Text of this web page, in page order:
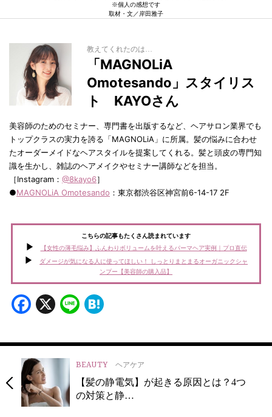
※個人の感想です
取材・文／岸田雅子
教えてくれたのは…
「MAGNOLiA
Omotesando」スタイリス
ト KAYOさん
美容師のためのセミナー、専門書を出版するなど、ヘアサロン業界でも
トップクラスの実力を誇る「MAGNOLiA」に所属。髪の悩みに合わせ
たオーダーメイドなヘアスタイルを提案してくれる。髪と頭皮の専門知
識を生かし、雑誌のヘアメイクやセミナー講師などを担当。
［Instagram： @8kayo6］
●MAGNOLiA Omotesando ：東京都渋谷区神宮前6-14-17 2F
こちらの記事もたくさん読まれています
【女性の薄毛悩み】ふんわりボリュームを叶えるパーマヘア実例｜プロ直伝
ダメージが気になる人に使ってほしい！ しっとりまとまるオーガニックシャ
ンプー【美容師の購入品】
Facebook
X Line
BEAUTY ヘアケア
【髪の静電気】が起きる原因とは？4つ
の対策と静…